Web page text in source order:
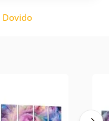
Dovido